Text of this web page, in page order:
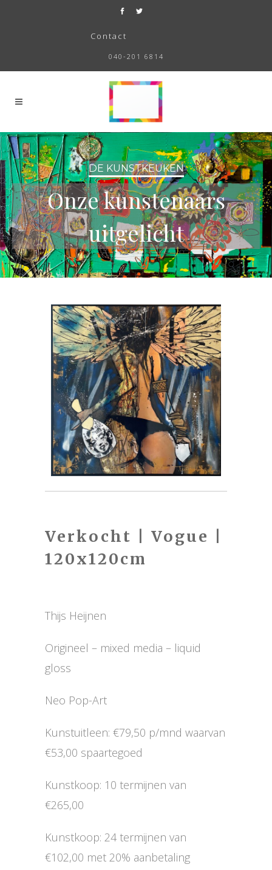
Contact
040-201 6814
DE KUNSTKEUKEN
Onze kunstenaars
uitgelicht
Verkocht | Vogue |
120x120cm
Thijs Heijnen
Origineel – mixed media – liquid
gloss
Neo Pop-Art
Kunstuitleen: €79,50 p/mnd waarvan
€53,00 spaartegoed
Kunstkoop: 10 termijnen van
€265,00
Kunstkoop: 24 termijnen van
€102,00 met 20% aanbetaling